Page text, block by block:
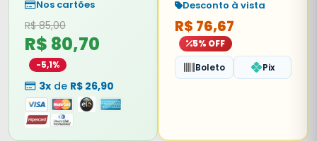
Nos cartões
R$ 85,00
R$ 80,70
-5,1%
3x de R$ 26,90
Desconto à vista
R$ 76,67
5% OFF
Boleto
Pix